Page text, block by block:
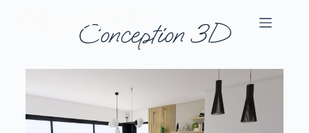
Conception 3D